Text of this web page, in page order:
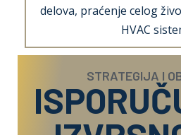
delova, praćenje celog
HVAC
STRATEGIJA I